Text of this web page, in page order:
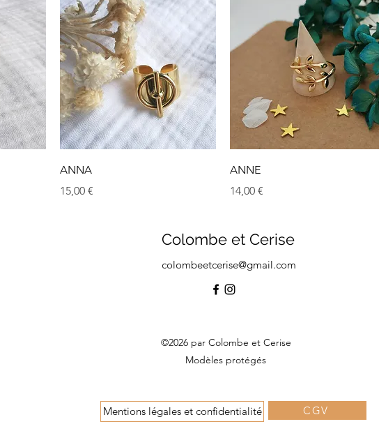
ANNA
Prix
15,00 €
ANNE
Prix
14,00 €
Colombe et Cerise
colombeetcerise@gmail.com
©2026 par Colombe et Cerise
Modèles protégés
Mentions légales et confidentialité CGV